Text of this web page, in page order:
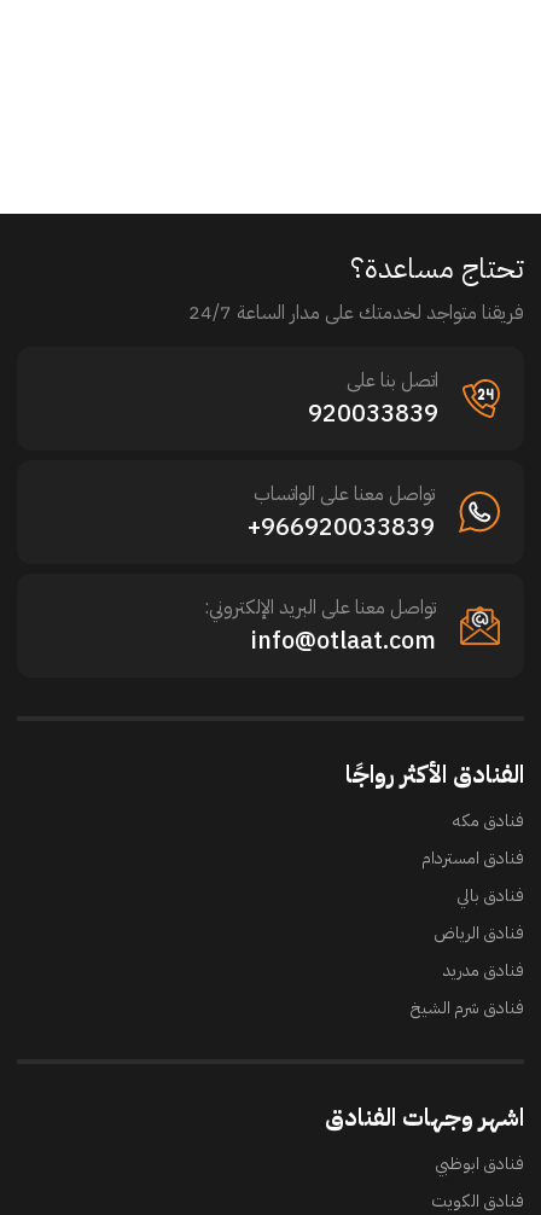
تحتاج مساعدة؟
فريقنا متواجد لخدمتك على مدار الساعة 24/7
اتصل بنا على
920033839
تواصل معنا على الواتساب
966920033839+
تواصل معنا على البريد الإلكتروني:
info@otlaat.com
الفنادق الأكثر رواجًا
فنادق مكه
فنادق امستردام
فنادق بالي
فنادق الرياض
فنادق مدريد
فنادق شرم الشيخ
اشهر وجهات الفنادق
فنادق ابوظبي
فنادق الكويت